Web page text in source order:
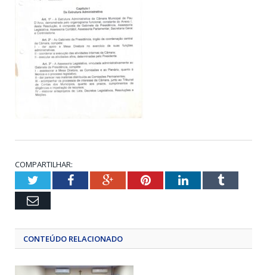
COMPARTILHAR:
TwitterFacebookGoogle+PinterestLinkedInTumblr
Email
CONTEÚDO RELACIONADO